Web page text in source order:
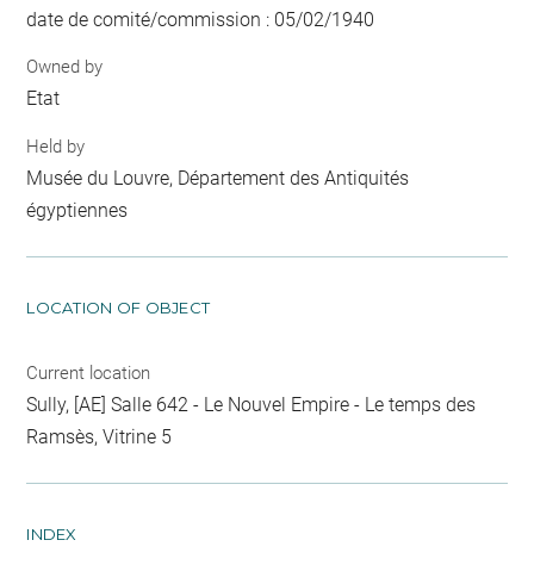
date de comité/commission : 05/02/1940
Owned by
Etat
Held by
Musée du Louvre, Département des Antiquités
égyptiennes
LOCATION OF OBJECT
Current location
Sully, [AE] Salle 642 - Le Nouvel Empire - Le temps des
Ramsès, Vitrine 5
INDEX